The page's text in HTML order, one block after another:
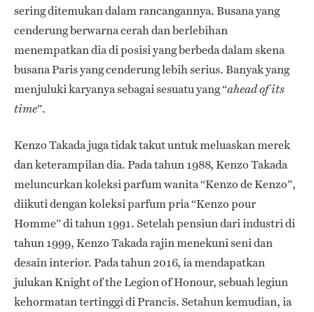
sering ditemukan dalam rancangannya. Busana yang
cenderung berwarna cerah dan berlebihan
menempatkan dia di posisi yang berbeda dalam skena
busana Paris yang cenderung lebih serius. Banyak yang
menjuluki karyanya sebagai sesuatu yang “ahead of its
time”.
Kenzo Takada juga tidak takut untuk meluaskan merek
dan keterampilan dia. Pada tahun 1988, Kenzo Takada
meluncurkan koleksi parfum wanita “Kenzo de Kenzo”,
diikuti dengan koleksi parfum pria “Kenzo pour
Homme” di tahun 1991. Setelah pensiun dari industri di
tahun 1999, Kenzo Takada rajin menekuni seni dan
desain interior. Pada tahun 2016, ia mendapatkan
julukan Knight of the Legion of Honour, sebuah legiun
kehormatan tertinggi di Prancis. Setahun kemudian, ia